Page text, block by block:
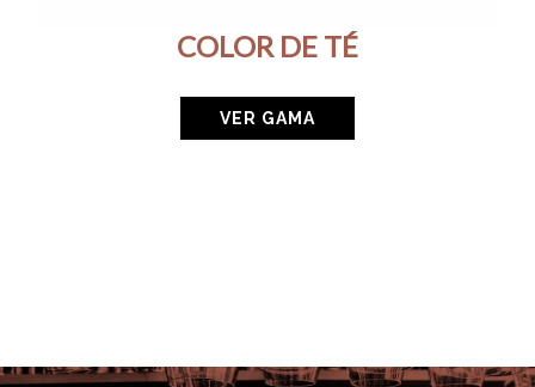
COLOR DE TÉ
VER GAMA